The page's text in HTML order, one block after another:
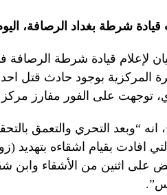
شرطة بغداد الرصافة،
لإعلام قيادة شرطة الرصافة
المركزية بوجود حادث قتل
توجهت على الفور مفارز
انه “وبعد التحري والتعمق
افادت بقيام اشقاءه
على اثنين من الأشقاء وابن